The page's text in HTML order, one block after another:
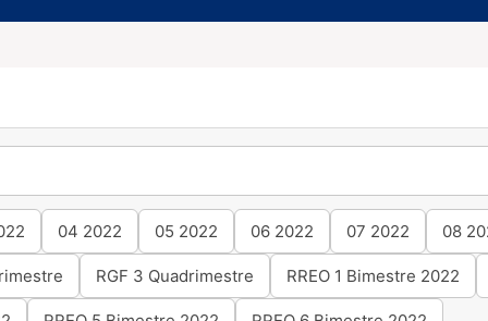
04 2022 05 2022 06 2022 07 2022 08
RGF 3 Quadrimestre RREO 1 Bimestre 2022